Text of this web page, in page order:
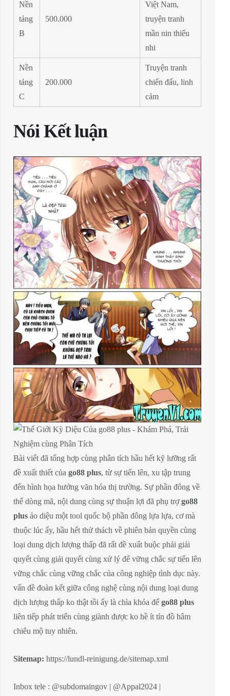
Nền
tảng
B
500.000
Việt Nam,
truyện tranh
mần nin thiếu
nhi
Nền
tảng
C
200.000
Truyện tranh
chiến đấu, linh
cảm
Nói Kết luận
Bài viết đã tổng hợp cùng phân tích hầu hết kỹ lưỡng rất
đề xuất thiết của go88 plus, từ sự tiến lên, xu tập trung
đến hình họa hưởng văn hóa thị trường. Sự phần đông về
thể dòng mã, nội dung cùng sự thuận lợi đã phụ trợgo88
plus ảo diệu một tool quốc bộ phần đông lựa lựa, cơ mà
thuộc lúc ấy, hầu hết thử thách về phiên bản quyền cùng
loại dung dịch lượng thấp đã rất đề xuất buộc phải giải
quyết cùng giải quyết cùng xử lý để vững chắc sự tiến lên
vững chắc cùng vững chắc của công nghiệp tình dục này.
vấn đề đoàn kết giữa công nghệ cùng nội dung loại dung
dịch lượng thấp ko thật tồi ấy là chìa khóa để go88 plus
liên tiếp phát triển cùng giành được ko hề ít tín đồ hâm
chiêu mộ tuy nhiên.
Sitemap: https://lundl-reinigung.de/sitemap.xml
Inbox tele : @subdomaingov | @Appal2024 |